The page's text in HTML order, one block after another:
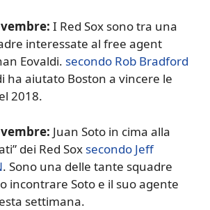
I Red Sox sono tra una
interessate al free agent
Eovaldi. secondo Rob Bradford
ha aiutato Boston a vincere le
2018.
Juan Soto in cima alla
dei Red Sox secondo Jeff
. Sono una delle tante squadre
incontrare Soto e il suo agente
settimana.